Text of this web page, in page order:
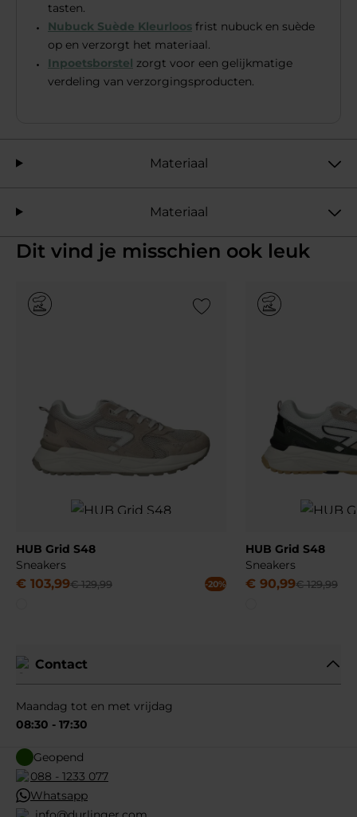
tasten.
Nubuck Suède Kleurloos frist nubuck en suède
op en verzorgt het materiaal.
Inpoetsborstel zorgt voor een gelijkmatige
verdeling van verzorgingsproducten.
Materiaal
Materiaal
Dit vind je misschien ook leuk
Add to Wishlist
HUB Grid S48
Sneakers
€ 103,99€ 129,99 -20%
HUB Grid S48
Sneakers
€ 90,99€ 129,99
Contact
Maandag tot en met vrijdag
08:30 - 17:30
Geopend
088 - 1233 077
Whatsapp